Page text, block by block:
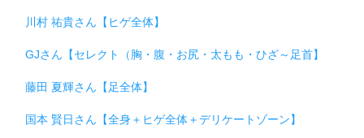
川村 祐貴さん【ヒゲ全体】
GJさん【セレクト（胸・腹・お尻・太もも・ひざ～足首】
藤田 夏輝さん【足全体】
国本 賢日さん【全身＋ヒゲ全体＋デリケートゾーン】